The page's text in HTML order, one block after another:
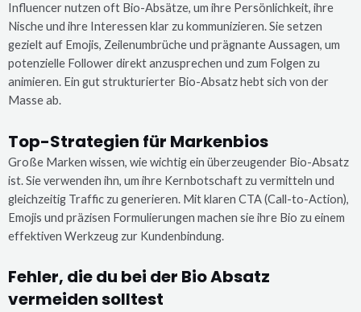
Influencer nutzen oft Bio-Absätze, um ihre Persönlichkeit, ihre
Nische und ihre Interessen klar zu kommunizieren. Sie setzen
gezielt auf Emojis, Zeilenumbrüche und prägnante Aussagen, um
potenzielle Follower direkt anzusprechen und zum Folgen zu
animieren. Ein gut strukturierter Bio-Absatz hebt sich von der
Masse ab.
Top-Strategien für Markenbios
Große Marken wissen, wie wichtig ein überzeugender Bio-Absatz
ist. Sie verwenden ihn, um ihre Kernbotschaft zu vermitteln und
gleichzeitig Traffic zu generieren. Mit klaren CTA (Call-to-Action),
Emojis und präzisen Formulierungen machen sie ihre Bio zu einem
effektiven Werkzeug zur Kundenbindung.
Fehler, die du bei der Bio Absatz
vermeiden solltest